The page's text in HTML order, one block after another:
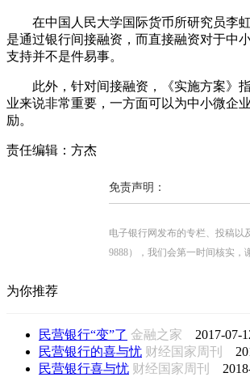
在中国人民大学国际货币所研究员李虹
是通过银行间接融资，而直接融资对于中
支持并不是件易事。
此外，针对间接融资，《实施方案》指
业来说非常重要，一方面可以为中小微企
励。
责任编辑：方杰
免责声明：
电子银行网发布的专栏、投稿以
9888），我们会第一时间核实，
为你推荐
民营银行“变”了 金融之家 2017-07-
民营银行的喜与忧 财经国家周刊
民营银行喜与忧 财经国家周刊